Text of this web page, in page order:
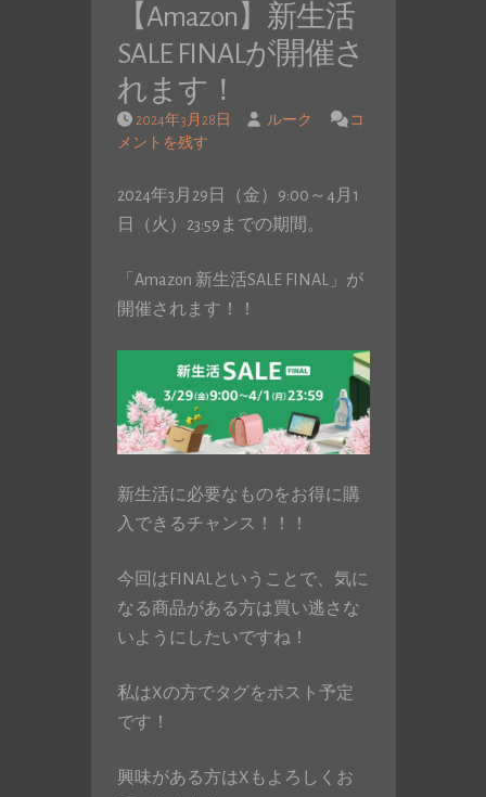
【Amazon】新生活
SALE FINALが開催さ
れます！
2024年3月28日 ルーク
コ
メントを残す
2024年3月29日（金）9:00～4月1
日（火）23:59までの期間。
「Amazon 新生活SALE FINAL」が
開催されます！！
新生活に必要なものをお得に購
入できるチャンス！！！
今回はFINALということで、気に
なる商品がある方は買い逃さな
いようにしたいですね！
私はXの方でタグをポスト予定
です！
興味がある方はXもよろしくお